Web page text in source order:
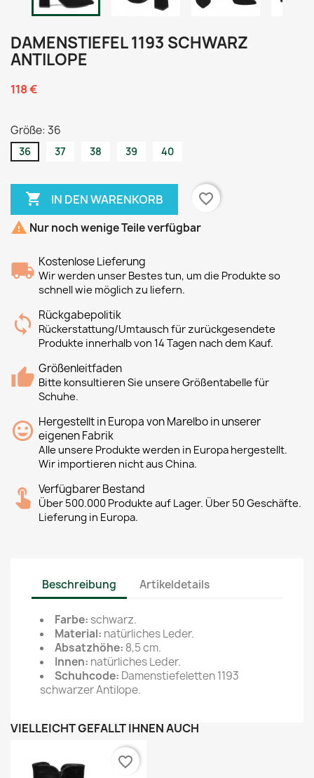
DAMENSTIEFEL 1193 SCHWARZ
ANTILOPE
118 €
Größe: 36
36 37 38 39 40
 IN DEN WARENKORB
favorite_border
 Nur noch wenige Teile verfügbar
Kostenlose Lieferung
Wir werden unser Bestes tun, um die Produkte so
schnell wie möglich zu liefern.
Rückgabepolitik
Rückerstattung/Umtausch für zurückgesendete
Produkte innerhalb von 14 Tagen nach dem Kauf.
Größenleitfaden
Bitte konsultieren Sie unsere Größentabelle für
Schuhe.
Hergestellt in Europa von Marelbo in unserer
eigenen Fabrik
Alle unsere Produkte werden in Europa hergestellt.
Wir importieren nicht aus China.
Verfügbarer Bestand
Über 500.000 Produkte auf Lager. Über 50 Geschäfte.
Lieferung in Europa.
Beschreibung Artikeldetails
Farbe: schwarz.
Material: natürliches Leder.
Absatzhöhe: 8,5 cm.
Innen: natürliches Leder.
Schuhcode: Damenstiefeletten 1193
schwarzer Antilope.
VIELLEICHT GEFÄLLT IHNEN AUCH
favorite_border